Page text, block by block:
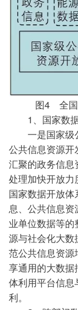
图4 全国
1、国家数
一是国家级
公共信息资源开
汇聚的政务信
处理加快开放
国家数据开放
息、公共信息
业单位数据等
源与社会化大
范公共信息资
享通用的大数
体利用平台信
利。